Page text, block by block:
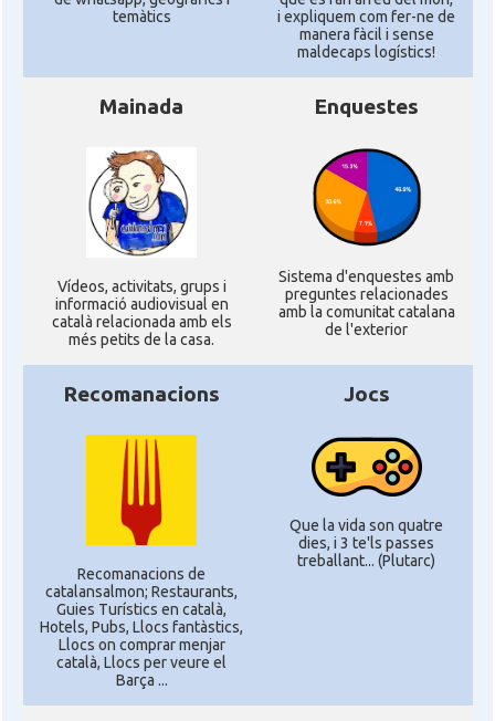
temàtics
i expliquem com fer-ne de
manera fàcil i sense
maldecaps logí­stics!
Mainada
Ví­deos, activitats, grups i
informació audiovisual en
català relacionada amb els
més petits de la casa.
Enquestes
Sistema d'enquestes amb
preguntes relacionades
amb la comunitat catalana
de l'exterior
Recomanacions
Recomanacions de
catalansalmon; Restaurants,
Guies Turístics en català,
Hotels, Pubs, Llocs fantàstics,
Llocs on comprar menjar
català, Llocs per veure el
Barça ...
Jocs
Que la vida son quatre
dies, i 3 te'ls passes
treballant... (Plutarc)